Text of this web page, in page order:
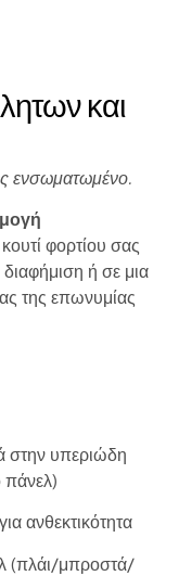
και
ενσωματωμένο.
κουτί φορτίου σας
ή σε μια
της επωνυμίας
στην υπεριώδη
πάνελ)
ανθεκτικότητα
(πλάι/μπροστά/